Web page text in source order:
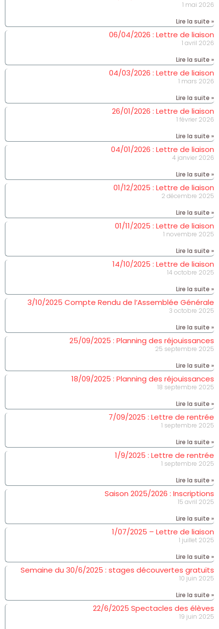
1 mai 2026
Lire la suite »
06/04/2026 : Lettre de liaison
1 avril 2026
Lire la suite »
04/03/2026 : Lettre de liaison
1 mars 2026
Lire la suite »
26/01/2026 : Lettre de liaison
1 février 2026
Lire la suite »
04/01/2026 : Lettre de liaison
4 janvier 2026
Lire la suite »
01/12/2025 : Lettre de liaison
2 décembre 2025
Lire la suite »
01/11/2025 : Lettre de liaison
1 novembre 2025
Lire la suite »
14/10/2025 : Lettre de liaison
14 octobre 2025
Lire la suite »
3/10/2025 Compte Rendu de l’Assemblée Générale
3 octobre 2025
Lire la suite »
25/09/2025 : Planning des réjouissances
25 septembre 2025
Lire la suite »
18/09/2025 : Planning des réjouissances
18 septembre 2025
Lire la suite »
7/09/2025 : Lettre de rentrée
1 septembre 2025
Lire la suite »
1/9/2025 : Lettre de rentrée
1 septembre 2025
Lire la suite »
Saison 2025/2026 : Inscriptions
15 avril 2025
Lire la suite »
1/07/2025 – Lettre de liaison
1 juillet 2025
Lire la suite »
Semaine du 30/6/2025 : stages découvertes gratuits
10 juin 2025
Lire la suite »
22/6/2025 Spectacles des élèves
19 juin 2025